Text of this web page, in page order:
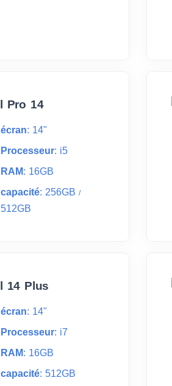
Pro 14
écran: 14"
Processeur: i5
RAM: 16GB
capacité: 256GB /
512GB
14 Plus
écran: 14"
Processeur: i7
RAM: 16GB
capacité: 512GB